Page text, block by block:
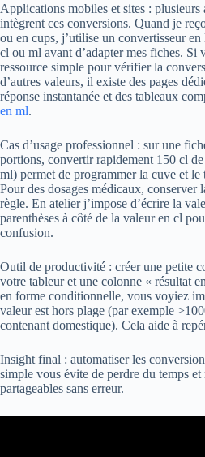
Applications mobiles et sites : plusieurs
intègrent ces conversions. Quand je
ou en cups, j’utilise un convertisseur
cl ou ml avant d’adapter mes fiches. Si
ressource simple pour vérifier la
d’autres valeurs, il existe des pages
réponse instantanée et des tableaux
en ml.
Cas d’usage professionnel : sur une
portions, convertir rapidement 150 cl
ml) permet de programmer la cuve et le
Pour des dosages médicaux, conserver
règle. En atelier j’impose d’écrire la
parenthèses à côté de la valeur en cl
confusion.
Outil de productivité : créer une petite
votre tableur et une colonne « résultat
en forme conditionnelle, vous voyiez
valeur est hors plage (par exemple
contenant domestique). Cela aide à
Insight final : automatiser les
simple vous évite de perdre du temps et
partageables sans erreur.